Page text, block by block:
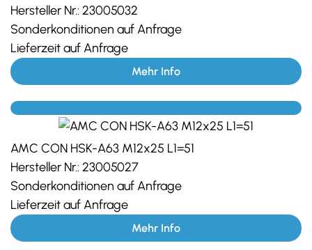
Hersteller Nr.: 23005032
Sonderkonditionen auf Anfrage
Lieferzeit auf Anfrage
Mehr Info
AMC CON HSK-A63 M12x25 L1=51
Hersteller Nr.: 23005027
Sonderkonditionen auf Anfrage
Lieferzeit auf Anfrage
Mehr Info